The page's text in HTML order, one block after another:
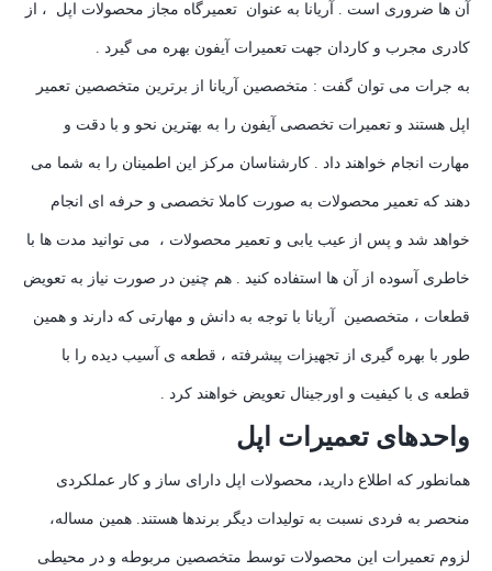
آن ها ضروری است . آریانا به عنوان تعمیرگاه مجاز محصولات اپل ، از
کادری مجرب و کاردان جهت تعمیرات آیفون بهره می گیرد .
به جرات می توان گفت : متخصصین آریانا از برترین متخصصین تعمیر
اپل هستند و تعمیرات تخصصی آیفون را به بهترین نحو و با دقت و
مهارت انجام خواهند داد . کارشناسان مرکز این اطمینان را به شما می
دهند که تعمیر محصولات به صورت کاملا تخصصی و حرفه ای انجام
خواهد شد و پس از عیب یابی و تعمیر محصولات ، می توانید مدت ها با
خاطری آسوده از آن ها استفاده کنید . هم چنین در صورت نیاز به تعویض
قطعات ، متخصصین آریانا با توجه به دانش و مهارتی که دارند و همین
طور با بهره گیری از تجهیزات پیشرفته ، قطعه ی آسیب دیده را با
قطعه ی با کیفیت و اورجینال تعویض خواهند کرد .
واحدهای تعمیرات اپل
همانطور که اطلاع دارید، محصولات اپل دارای ساز و کار عملکردی
منحصر به فردی نسبت به تولیدات دیگر برندها هستند. همین مساله،
لزوم تعمیرات این محصولات توسط متخصصین مربوطه و در محیطی